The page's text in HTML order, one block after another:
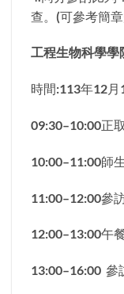
查。(可參考簡
工程生物科學學
時間:113年12月
09:30–10:00正
10:00–11:00師
11:00–12:00參
12:00–13:00午
13:00–16:00 參